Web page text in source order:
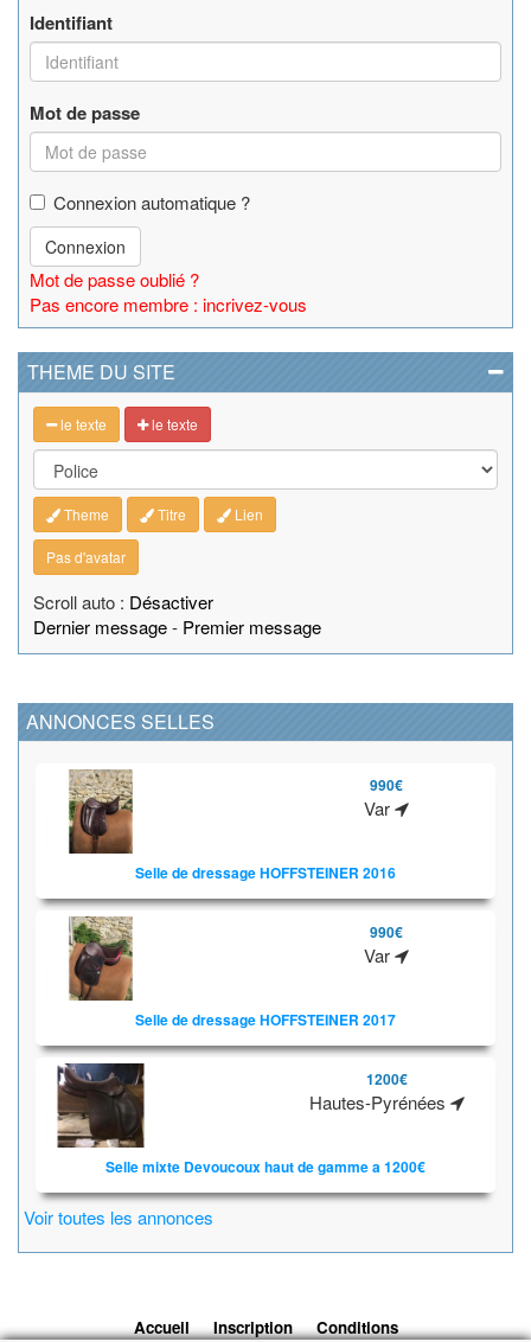
Identifiant
Mot de passe
Connexion automatique ?
Connexion
Mot de passe oublié ?
Pas encore membre : incrivez-vous
THEME DU SITE
le texte le texte
Theme Titre Lien
Pas d'avatar
Scroll auto : Désactiver
Dernier message- Premier message
ANNONCES SELLES
990€
Var
Selle de dressage HOFFSTEINER 2016
990€
Var
Selle de dressage HOFFSTEINER 2017
1200€
Hautes-Pyrénées
Selle mixte Devoucoux haut de gamme a 1200€
Voir toutes les annonces
Accueil Inscription
Conditions